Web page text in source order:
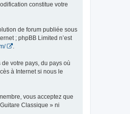
constitue votre
de forum publiée sous
; phpBB Limited n’est
.
votre pays, du pays où
à Internet si nous le
vous acceptez que
Classique » ni